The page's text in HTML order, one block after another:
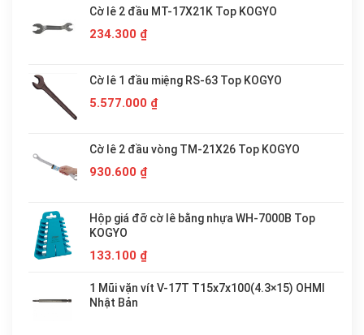
Cờ lê 2 đầu MT-17X21K Top KOGYO
234.300 ₫
Cờ lê 1 đầu miệng RS-63 Top KOGYO
5.577.000 ₫
Cờ lê 2 đầu vòng TM-21X26 Top KOGYO
930.600 ₫
Hộp giá đỡ cờ lê bằng nhựa WH-7000B Top
KOGYO
133.100 ₫
1 Mũi vặn vít V-17T T15x7x100(4.3×15) OHMI
Nhật Bản